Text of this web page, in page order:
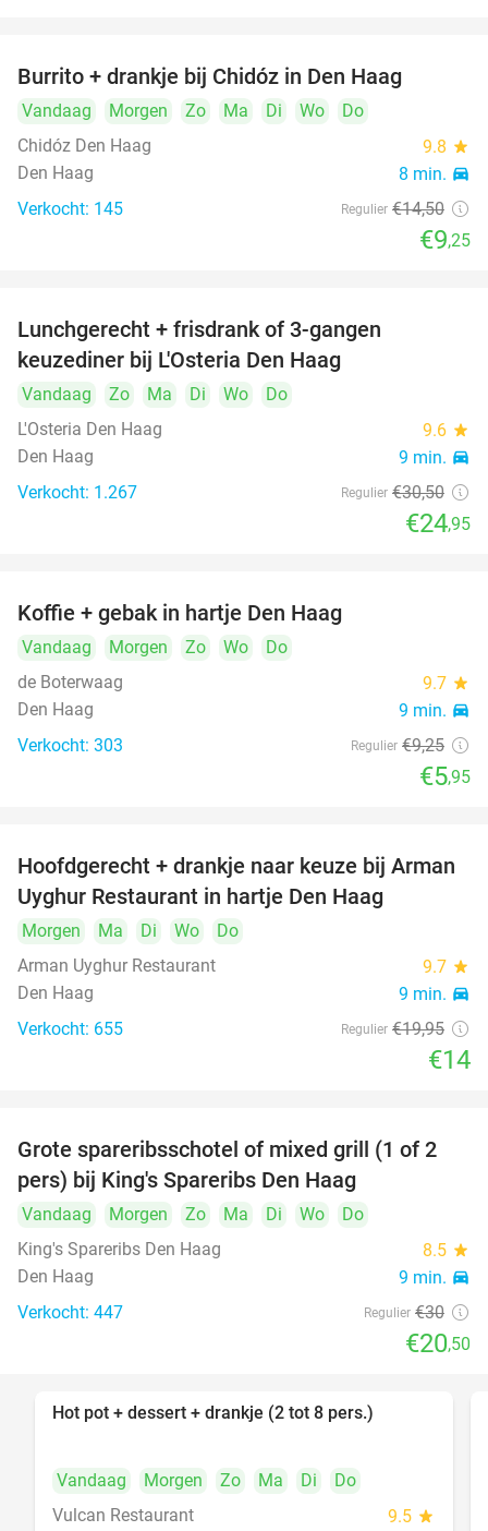
Burrito + drankje bij Chidóz in Den Haag
Vandaag Morgen Zo Ma Di Wo
Do
Chidóz Den Haag
9.8 star
Den Haag 8 min. directions_car
Verkocht: 145 Regulier €14,50
€9,25
Lunchgerecht + frisdrank of 3-gangen
keuzediner bij L'Osteria Den Haag
Vandaag Zo Ma Di Wo
Do
L'Osteria Den Haag
9.6 star
Den Haag 9 min. directions_car
Verkocht: 1.267 Regulier €30,50
€24,95
Koffie + gebak in hartje Den Haag
Vandaag Morgen Zo Wo
Do
de Boterwaag
9.7 star
Den Haag 9 min. directions_car
Verkocht: 303 Regulier €9,25
€5,95
30%
Hoofdgerecht + drankje naar keuze bij Arman
Uyghur Restaurant in hartje Den Haag
Morgen Ma Di Wo
Do
Arman Uyghur Restaurant
9.7 star
Den Haag 9 min. directions_car
Verkocht: 655 Regulier €19,95
€14
32%
Grote spareribsschotel of mixed grill (1 of 2
pers) bij King's Spareribs Den Haag
Vandaag Morgen Zo Ma Di Wo
Do
King's Spareribs Den Haag
8.5 star
Den Haag 9 min. directions_car
Verkocht: 447 Regulier €30
€20,50
Hot pot + dessert + drankje (2 tot 8 pers.)
Vandaag Morgen Zo Ma Di
Do
Vulcan Restaurant
9.5 star